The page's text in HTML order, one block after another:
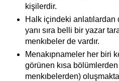
kişilerdir.
Halk içindeki anlatılardan
yanı sıra belli bir yazar
menkıbeler de vardır.
Menakıpnameler her biri
görünen kısa
menkıbelerden)